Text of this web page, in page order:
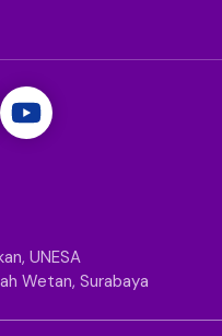
UNESA
Wetan, Surabaya